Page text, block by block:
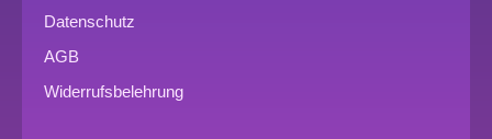
Datenschutz
AGB
Widerrufsbelehrung